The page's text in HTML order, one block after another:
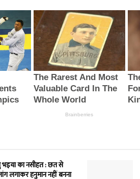
का नसीहत : छत से
लगाकर हनुमान नहीं बनना